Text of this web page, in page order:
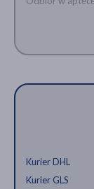
Kurier DHL
Kurier GLS